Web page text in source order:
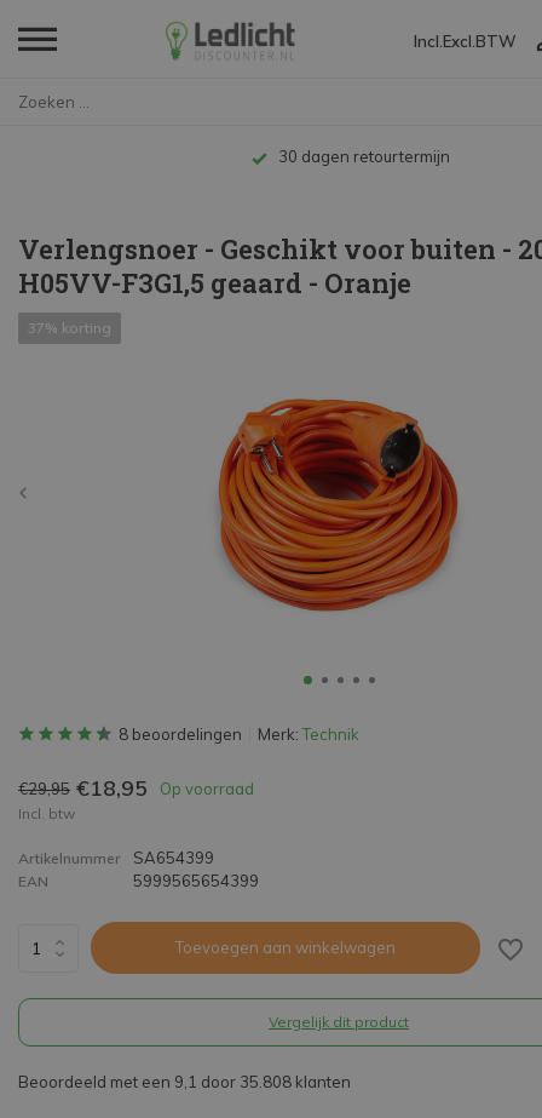
Incl. Excl. BTW
Verlengsnoer - Geschikt voor buiten -
H05VV-F3G1,5 geaard - Oranje
37% korting
8 beoordelingen Merk:Technik
€29,95 €18,95 Op voorraad
Incl. btw
Artikelnummer SA654399
EAN 5999565654399
Toevoegen aan winkelwagen
Vergelijk dit product
Beoordeeld met een 9,1 door 35.808 klanten